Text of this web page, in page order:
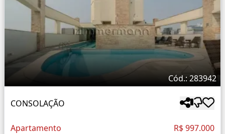
Cód.: 283942
CONSOLAÇÃO
Apartamento R$ 997.000